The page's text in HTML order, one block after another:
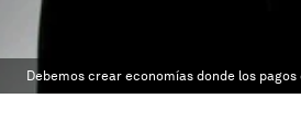
Debemos crear economías donde los